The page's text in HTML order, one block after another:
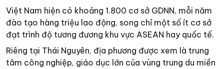
Việt Nam hiện có khoảng 1.800 cơ sở GDNN, mỗi năm
đào tạo hàng triệu lao động, song chỉ một số ít cơ sở
đạt trình độ tương đương khu vực ASEAN hay quốc tế.
Riêng tại Thái Nguyên, địa phương được xem là trung
tâm công nghiệp, giáo dục lớn của vùng trung du miền